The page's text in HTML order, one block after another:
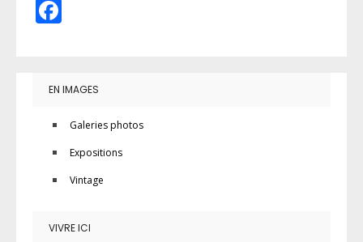
EN IMAGES
Galeries photos
Expositions
Vintage
VIVRE ICI